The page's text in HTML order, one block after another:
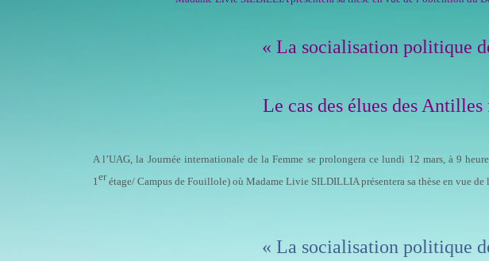
« La socialisation politique
Le cas des élues des Antilles
A l’UAG, la Journée internationale de la Femme se prolongera celundi 12 mars, à 9
1er étage/ Campus de Fouillole) où Madame Livie SILDILLIA présentera sa thèse en vue de
« La socialisation politique